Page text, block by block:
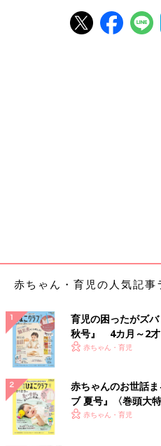
赤ちゃん・育児の人気記事
育児の困ったがズ
秋号』 4カ月～2才
いっぱい！
赤ちゃん・育児
赤ちゃんのお世話
ブ 夏号』〈巻頭大
く！ おっぱい・ミ
赤ちゃん・育児